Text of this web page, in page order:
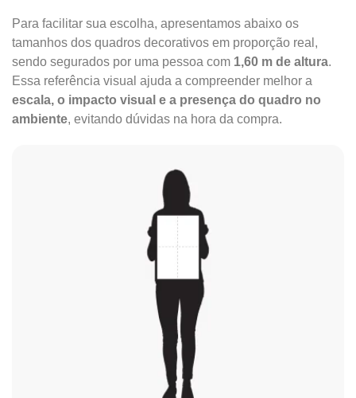
Para facilitar sua escolha, apresentamos abaixo os
tamanhos dos quadros decorativos em proporção real,
sendo segurados por uma pessoa com 1,60 m de altura.
Essa referência visual ajuda a compreender melhor a
escala, o impacto visual e a presença do quadro no
ambiente, evitando dúvidas na hora da compra.